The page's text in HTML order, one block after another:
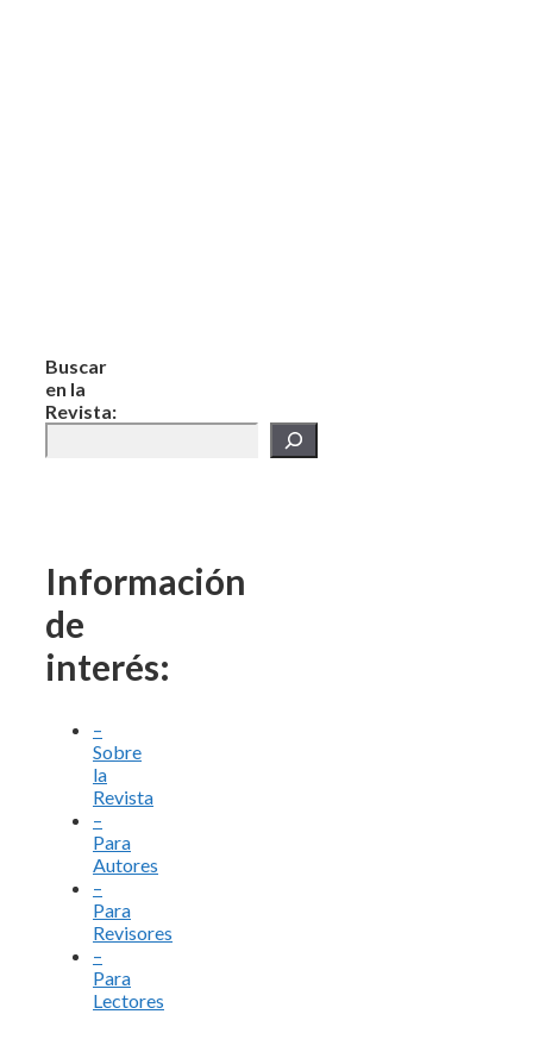
Buscar
en la
Revista:
Información
de
interés:
–
Sobre
la
Revista
–
Para
Autores
–
Para
Revisores
–
Para
Lectores